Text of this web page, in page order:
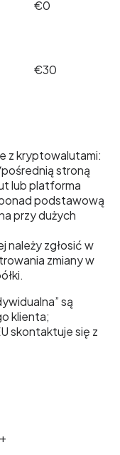
€0
€30
z kryptowalutami:
stroną
lub platforma
podstawową
przy dużych
należy zgłosić w
zmiany w
są
klienta;
skontaktuje się z
+